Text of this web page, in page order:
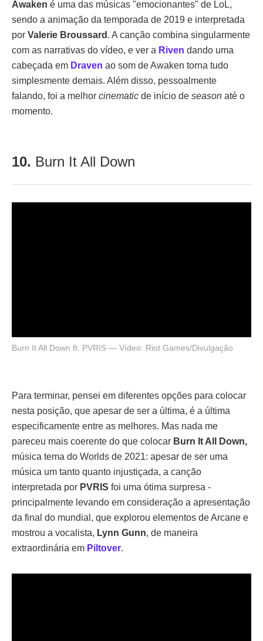
Awaken é uma das músicas "emocionantes" de LoL,
sendo a animação da temporada de 2019 e interpretada
por Valerie Broussard . A canção combina singularmente
com as narrativas do vídeo, e ver a Riven dando uma
cabeçada em Draven ao som de Awaken torna tudo
simplesmente demais. Além disso, pessoalmente
falando, foi a melhor cinematic de início de season até o
momento.
10. Burn It All Down
Burn It All Down ft. PVRIS — Vídeo: Riot Games/Divulgação
Para terminar, pensei em diferentes opções para colocar
nesta posição, que apesar de ser a última, é a última
especificamente entre as melhores. Mas nada me
pareceu mais coerente do que colocar Burn It All Down,
música tema do Worlds de 2021: apesar de ser uma
música um tanto quanto injustiçada, a canção
interpretada por PVRIS foi uma ótima surpresa -
principalmente levando em consideração a apresentação
da final do mundial, que explorou elementos de Arcane e
mostrou a vocalista, Lynn Gunn, de maneira
extraordinária em Piltover.